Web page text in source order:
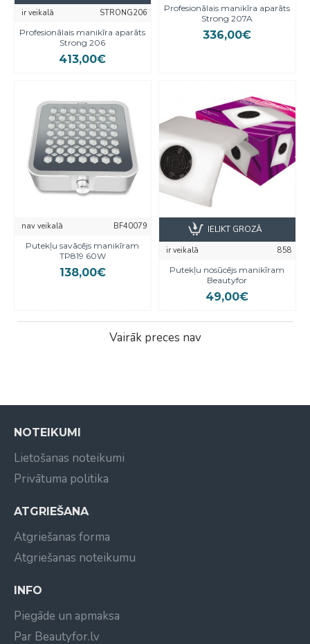
ir veikalā
STRONG206
Profesionālais manikīra aparāts
Strong 206
413,00€
Profesionālais manikīra aparāts
Strong 207A
336,00€
nav veikalā
BF40079
Putekļu savācējs manikīram
TP819 60W
138,00€
ir veikalā
858
Putekļu nosūcējs manikīram
Beautyfor
49,00€
IELIKT GROZĀ
Vairāk preces nav
NOTEIKUMI
Lietošanas noteikumi
Privātuma politika
ATGRIEŠANA
Atgriešanas forma
Atgriešanas noteikumu
INFO
Piegāde un apmaksa
Par Beautyfor.lv